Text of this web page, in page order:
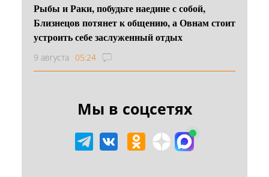
Рыбы и Раки, побудьте наедине с собой,
Близнецов потянет к общению, а Овнам стоит
устроить себе заслуженный отдых
9 августа 05:24
Мы в соцсетях